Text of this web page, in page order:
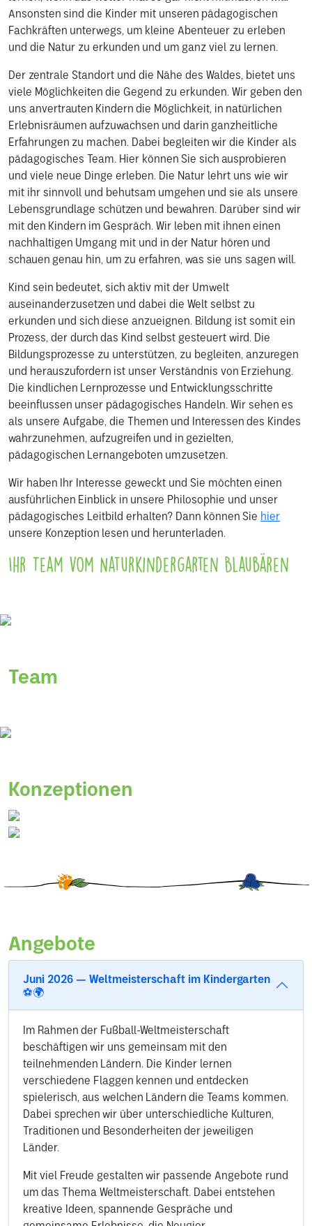
Ansonsten sind die Kinder mit unseren pädagogischen
Fachkräften unterwegs, um kleine Abenteuer zu erleben
und die Natur zu erkunden und um ganz viel zu lernen.
Der zentrale Standort und die Nähe des Waldes, bietet uns
viele Möglichkeiten die Gegend zu erkunden. Wir geben den
uns anvertrauten Kindern die Möglichkeit, in natürlichen
Erlebnisräumen aufzuwachsen und darin ganzheitliche
Erfahrungen zu machen. Dabei begleiten wir die Kinder als
pädagogisches Team. Hier können Sie sich ausprobieren
und viele neue Dinge erleben. Die Natur lehrt uns wie wir
mit ihr sinnvoll und behutsam umgehen und sie als unsere
Lebensgrundlage schützen und bewahren. Darüber sind wir
mit den Kindern im Gespräch. Wir leben mit ihnen einen
nachhaltigen Umgang mit und in der Natur hören und
schauen genau hin, um zu erfahren, was sie uns sagen will.
Kind sein bedeutet, sich aktiv mit der Umwelt
auseinanderzusetzen und dabei die Welt selbst zu
erkunden und sich diese anzueignen. Bildung ist somit ein
Prozess, der durch das Kind selbst gesteuert wird. Die
Bildungsprozesse zu unterstützen, zu begleiten, anzuregen
und herauszufordern ist unser Verständnis von Erziehung.
Die kindlichen Lernprozesse und Entwicklungsschritte
beeinflussen unser pädagogisches Handeln. Wir sehen es
als unsere Aufgabe, die Themen und Interessen des Kindes
wahrzunehmen, aufzugreifen und in gezielten,
pädagogischen Lernangeboten umzusetzen.
Wir haben Ihr Interesse geweckt und Sie möchten einen
ausführlichen Einblick in unsere Philosophie und unser
pädagogisches Leitbild erhalten? Dann können Sie hier
unsere Konzeption lesen und herunterladen.
Ihr Team vom Naturkindergarten Blaubären
Team
Konzeptionen
Angebote
Juni 2026 — Weltmeisterschaft im Kindergarten
⚽🌍
Im Rahmen der Fußball-Weltmeisterschaft
beschäftigen wir uns gemeinsam mit den
teilnehmenden Ländern. Die Kinder lernen
verschiedene Flaggen kennen und entdecken
spielerisch, aus welchen Ländern die Teams kommen.
Dabei sprechen wir über unterschiedliche Kulturen,
Traditionen und Besonderheiten der jeweiligen
Länder.
Mit viel Freude gestalten wir passende Angebote rund
um das Thema Weltmeisterschaft. Dabei entstehen
kreative Ideen, spannende Gespräche und